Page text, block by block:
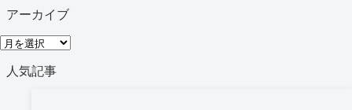
テ
リ
ー
アーカイブ
ア
人気記事